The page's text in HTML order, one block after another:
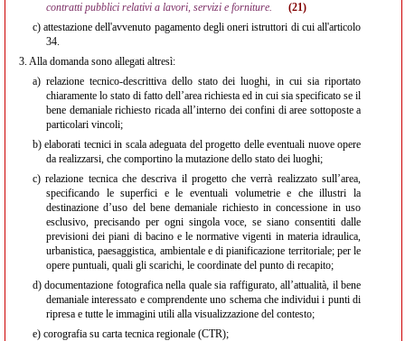
contratti pubblici relativi a lavori, servizi e forniture.
(21)
c) attestazione dell'avvenuto pagamento degli oneri istruttori di cui all'articolo
34.
3. Alla domanda sono allegati altresì:
a) relazione tecnico-descrittiva dello stato dei luoghi, in cui sia riportato
chiaramente lo stato di fatto dell’area richiesta ed in cui sia specificato se il
bene demaniale richiesto ricada all’interno dei confini di aree sottoposte a
particolari vincoli;
b) elaborati tecnici in scala adeguata del progetto delle eventuali nuove opere
da realizzarsi, che comportino la mutazione dello stato dei luoghi;
c) relazione tecnica che descriva il progetto che verrà realizzato sull’area,
specificando le superfici e le eventuali volumetrie e che illustri la
destinazione d’uso del bene demaniale richiesto in concessione in uso
esclusivo, precisando per ogni singola voce, se siano consentiti dalle
previsioni dei piani di bacino e le normative vigenti in materia idraulica,
urbanistica, paesaggistica, ambientale e di pianificazione territoriale; per le
opere puntuali, quali gli scarichi, le coordinate del punto di recapito;
d) documentazione fotografica nella quale sia raffigurato, all’attualità, il bene
demaniale interessato e comprendente uno schema che individui i punti di
ripresa e tutte le immagini utili alla visualizzazione del contesto;
e) corografia su carta tecnica regionale (CTR);